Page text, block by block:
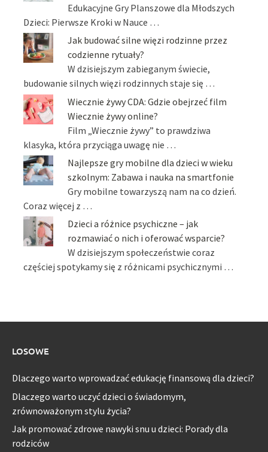
Edukacyjne Gry Planszowe dla Młodszych
Dzieci: Pierwsze Kroki w Nauce …
Jak budować silne więzi rodzinne przez
codzienne rytuały?
W dzisiejszym zabieganym świecie,
budowanie silnych więzi rodzinnych staje się …
Wiecznie żywy CDA: Gdzie obejrzeć film
Wiecznie żywy online?
Film „Wiecznie żywy” to prawdziwa
klasyka, która przyciąga uwagę nie …
Najlepsze gry mobilne dla dzieci w wieku
szkolnym: Zabawa i nauka na smartfonie
Gry mobilne towarzyszą nam na co dzień.
Coraz więcej z …
Dzieci a różnice psychiczne – jak
rozmawiać o nich i oferować wsparcie?
W dzisiejszym społeczeństwie coraz
częściej spotykamy się z różnicami psychicznymi …
LOSOWE
Dlaczego warto wprowadzać edukację finansową dla dzieci?
Dlaczego warto uczyć dzieci o świadomym,
zrównoważonym stylu życia?
Jak promować zdrowe nawyki snu u dzieci: Porady dla
rodziców